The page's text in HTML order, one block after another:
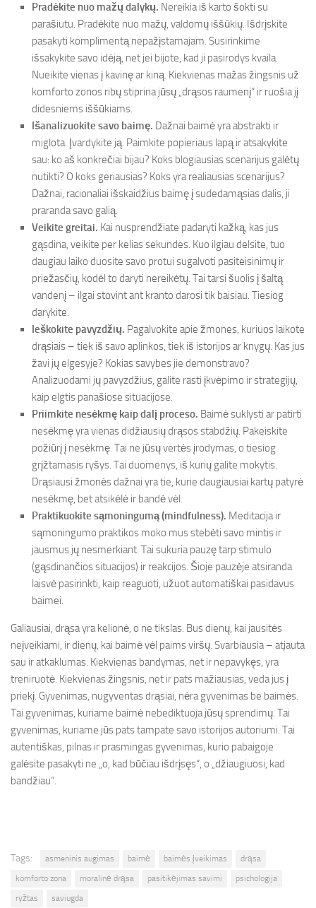
Pradėkite nuo mažų dalykų. Nereikia iš karto šokti su
parašiutu. Pradėkite nuo mažų, valdomų iššūkių. Išdrįskite
pasakyti komplimentą nepažįstamajam. Susirinkime
išsakykite savo idėją, net jei bijote, kad ji pasirodys kvaila.
Nueikite vienas į kavinę ar kiną. Kiekvienas mažas žingsnis už
komforto zonos ribų stiprina jūsų „drąsos raumenį“ ir ruošia jį
didesniems iššūkiams.
Išanalizuokite savo baimę. Dažnai baimė yra abstrakti ir
miglota. Įvardykite ją. Paimkite popieriaus lapą ir atsakykite
sau: ko aš konkrečiai bijau? Koks blogiausias scenarijus galėtų
nutikti? O koks geriausias? Koks yra realiausias scenarijus?
Dažnai, racionaliai išskaidžius baimę į sudedamąsias dalis, ji
praranda savo galią.
Veikite greitai. Kai nusprendžiate padaryti kažką, kas jus
gąsdina, veikite per kelias sekundes. Kuo ilgiau delsite, tuo
daugiau laiko duosite savo protui sugalvoti pasiteisinimų ir
priežasčių, kodėl to daryti nereikėtų. Tai tarsi šuolis į šaltą
vandenį – ilgai stovint ant kranto darosi tik baisiau. Tiesiog
darykite.
Ieškokite pavyzdžių. Pagalvokite apie žmones, kuriuos laikote
drąsiais – tiek iš savo aplinkos, tiek iš istorijos ar knygų. Kas jus
žavi jų elgesyje? Kokias savybes jie demonstravo?
Analizuodami jų pavyzdžius, galite rasti įkvėpimo ir strategijų,
kaip elgtis panašiose situacijose.
Priimkite nesėkmę kaip dalį proceso. Baimė suklysti ar patirti
nesėkmę yra vienas didžiausių drąsos stabdžių. Pakeiskite
požiūrį į nesėkmę. Tai ne jūsų vertės įrodymas, o tiesiog
grįžtamasis ryšys. Tai duomenys, iš kurių galite mokytis.
Drąsiausi žmonės dažnai yra tie, kurie daugiausiai kartų patyrė
nesėkmę, bet atsikėlė ir bandė vėl.
Praktikuokite sąmoningumą (mindfulness). Meditacija ir
sąmoningumo praktikos moko mus stebėti savo mintis ir
jausmus jų nesmerkiant. Tai sukuria pauzę tarp stimulo
(gąsdinančios situacijos) ir reakcijos. Šioje pauzėje atsiranda
laisvė pasirinkti, kaip reaguoti, užuot automatiškai pasidavus
baimei.
Galiausiai, drąsa yra kelionė, o ne tikslas. Bus dienų, kai jausitės
neįveikiami, ir dienų, kai baimė vėl paims viršų. Svarbiausia – atjauta
sau ir atkaklumas. Kiekvienas bandymas, net ir nepavykęs, yra
treniruotė. Kiekvienas žingsnis, net ir pats mažiausias, veda jus į
priekį. Gyvenimas, nugyventas drąsiai, nėra gyvenimas be baimės.
Tai gyvenimas, kuriame baimė nebediktuoja jūsų sprendimų. Tai
gyvenimas, kuriame jūs pats tampate savo istorijos autoriumi. Tai
autentiškas, pilnas ir prasmingas gyvenimas, kurio pabaigoje
galėsite pasakyti ne „o, kad būčiau išdrįsęs“, o „džiaugiuosi, kad
bandžiau“.
Tags: asmeninis augimas baimė baimės įveikimas
drąsa
komforto zona
moralinė drąsa pasitikėjimas savimi
psichologija
ryžtas
saviugda